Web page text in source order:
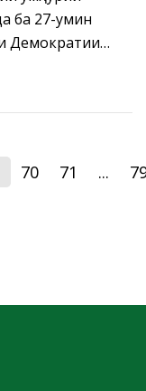
ба 27-умин
Демократии
70 71 ...